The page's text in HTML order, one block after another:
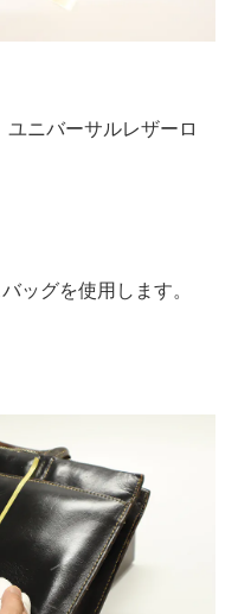
ニバーサルレザーロ
ッグを使用します。